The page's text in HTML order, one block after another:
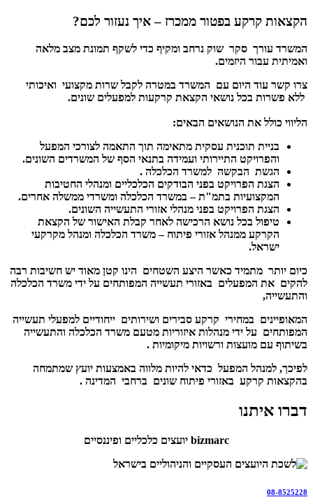
הקצאות קרקע בפטור ממכרז – איך נעזור לכם?
המשרד עורך סקר שוק נרחב ומקיף כדי לשקף תמונת מצב מלאה
ואמיתית עבור היזמים.
צרו קשר עוד היום עם המשרד במטרה לקבל שרות מקצועי ואיכותי
ללא פשרות בכל נושאי הקצאת קרקעות למפעלים שונים.
הליווי כולל את הנושאים הבאים:
בניית תוכנית עסקית מתאימה תוך התאמה לצורכי המפעל
והפרויקט התיירותי ועמידה בתנאי הסף של המשרדים השונים.
הגשת הבקשה למשרד הכלכלה .
הצגת הפרויקט בפני הבודקים הכלכליים ומנהלי החטיבות
המקצועיות בתמ"ת – במשרד הכלכלה ומשרדי ממשלה אחרים.
הצגת הפרויקט בפני מנהלי אזורי התעשייה השונים.
טיפול בכל נושא הרכישה לאחר קבלת האישור של הקצאת
הקרקע ממנהל אזורי פיתוח – משרד הכלכלה ומנהל מקרקעי
ישראל.
כיום יותר מתמיד כאשר היצע השטחים הינו קטן מאוד יש חשיבות רבה
להקים את המפעלים באזורי תעשייה המפותחים על ידי משרד הכלכלה
והתעשייה,
המאופיינים במחירי קרקע סבירים ושירותים ייחודיים למפעלי תעשייה
המפותחים על ידי מנהלות איזוריות מטעם משרד הכלכלה והתעשייה
בשיתוף עם מועצות ורשויות מיקומיות .
לפיכך, למנהל המפעל כדאי להיות מלווה באמצעות יועץ שמתמחה
בהקצאות קרקע באזורי פיתוח שונים ברחבי המדינה .
דברו איתנו
bizmarc יועצים כלכליים ופיננסיים
08-8525228